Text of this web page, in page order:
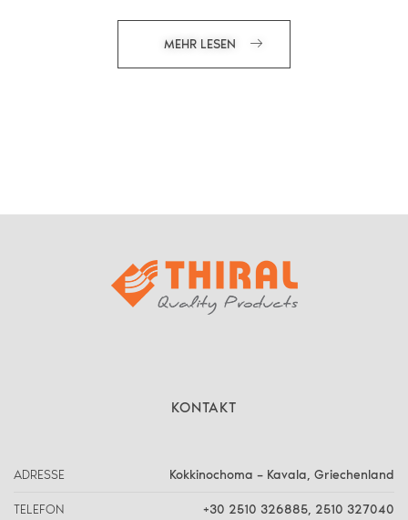
MEHR LESEN
KONTAKT
ADRESSE Kokkinochoma – Kavala, Griechenland
TELEFON +30 2510 326885, 2510 327040